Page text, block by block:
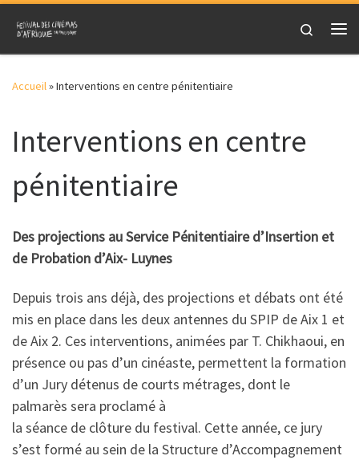
Skip to content
Search
Accueil»Interventions en centre pénitentiaire
Interventions en centre
pénitentiaire
Des projections au Service Pénitentiaire d’Insertion et
de Probation d’Aix- Luynes
Depuis trois ans déjà, des projections et débats ont été
mis en place dans les deux antennes du SPIP de Aix 1 et
de Aix 2. Ces interventions, animées par T. Chikhaoui, en
présence ou pas d’un cinéaste, permettent la formation
d’un Jury détenus de courts métrages, dont le
palmarès sera proclamé à
la séance de clôture du festival. Cette année, ce jury
s’est formé au sein de la Structure d’Accompagnement